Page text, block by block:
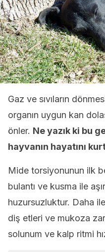
Gaz ve sıvıların
organın uygun kan
önler. Ne yazık ki bu
hayvanın hayatını
Mide torsiyonunun ilk
bulantı ve kusma ile
huzursuzluktur. Daha
diş etleri ve mukoza
solunum ve kalp ritmi